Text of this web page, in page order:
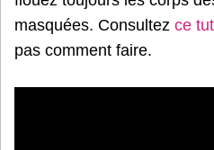
masquées. Consultez ce
pas comment faire.